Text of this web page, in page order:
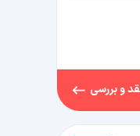
و بررسی